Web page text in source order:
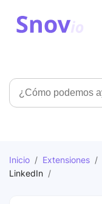
Búsqueda
Inicio / Extensiones /
LinkedIn /